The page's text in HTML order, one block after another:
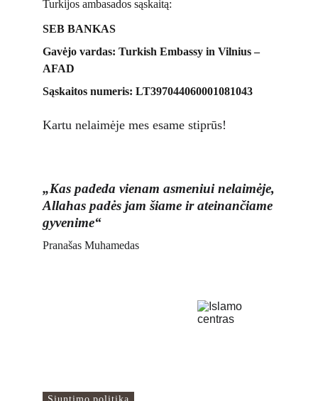
Turkijos ambasados sąskaitą:
SEB BANKAS
Gavėjo vardas: Turkish Embassy in Vilnius –
AFAD
Sąskaitos numeris: LT397044060001081043
Kartu nelaimėje mes esame stiprūs!
„Kas padeda vienam asmeniui nelaimėje,
Allahas padės jam šiame ir ateinančiame
gyvenime“
Pranašas Muhamedas